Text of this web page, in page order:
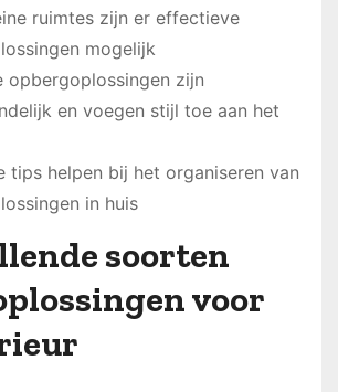
ruimtes zijn er effectieve
mogelijk
opbergoplossingen zijn
en voegen stijl toe aan het
tips helpen bij het organiseren van
in huis
soorten
voor